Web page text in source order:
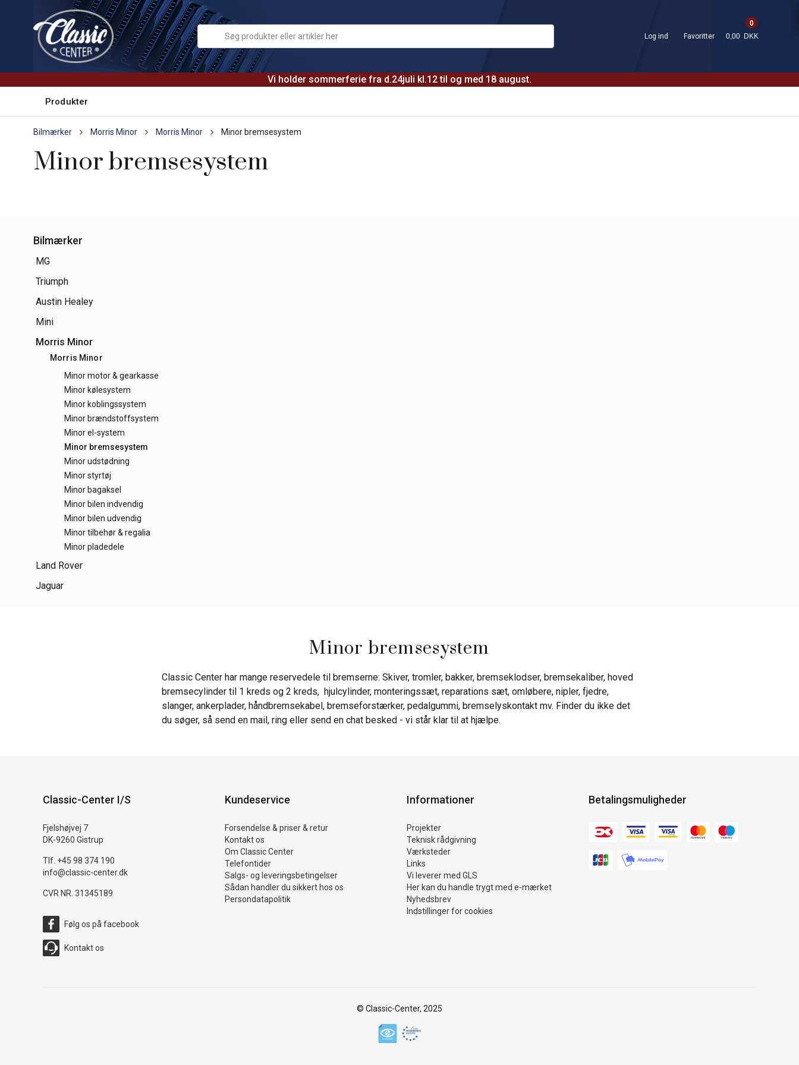
Vi holder sommerferie fra d.24juli kl.12 til og med 18 august.
Log ind Favoritter
0
0,00 DKK
Produkter
Bilmærker Morris Minor Morris Minor Minor bremsesystem
Minor bremsesystem
Bilmærker
MG
Triumph
Austin Healey
Mini
Morris Minor
Morris Minor
Minor motor & gearkasse
Minor kølesystem
Minor koblingssystem
Minor brændstoffsystem
Minor el-system
Minor bremsesystem
Minor udstødning
Minor styrtøj
Minor bagaksel
Minor bilen indvendig
Minor bilen udvendig
Minor tilbehør & regalia
Minor pladedele
Land Rover
Jaguar
Minor bremsesystem
Classic Center har mange reservedele til bremserne: Skiver, tromler, bakker, bremseklodser, bremsekaliber, hoved
bremsecylinder til 1 kreds og 2 kreds, hjulcylinder, monteringssæt, reparations sæt, omløbere, nipler, fjedre,
slanger, ankerplader, håndbremsekabel, bremseforstærker, pedalgummi, bremselyskontakt mv. Finder du ikke det
du søger, så send en mail, ring eller send en chat besked - vi står klar til at hjælpe.
Classic-Center I/S
Fjelshøjvej 7
DK-9260 Gistrup
Tlf. +45 98 374 190
info@classic-center.dk
CVR NR. 31345189
Følg os på facebook
Kontakt os
Kundeservice
Forsendelse & priser & retur
Kontakt os
Om Classic Center
Telefontider
Salgs- og leveringsbetingelser
Sådan handler du sikkert hos os
Persondatapolitik
Informationer
Projekter
Teknisk rådgivning
Værksteder
Links
Vi leverer med GLS
Her kan du handle trygt med e-mærket
Nyhedsbrev
Indstillinger for cookies
Betalingsmuligheder
© Classic-Center, 2025